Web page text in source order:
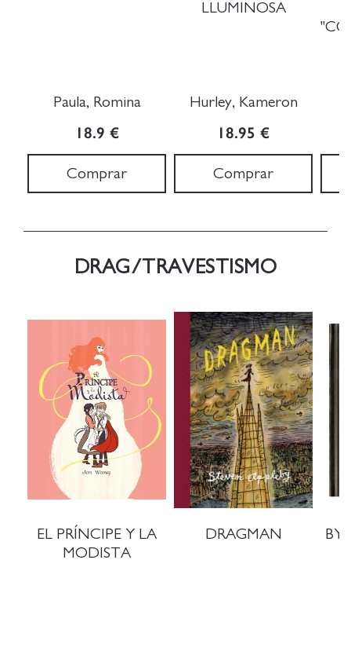
Paula, Romina
18.9 €
Comprar
LLUMINOSA
Hurley, Kameron
18.95 €
Comprar
DRAG/TRAVESTISMO
EL PRÍNCIPE Y LA
MODISTA
DRAGMAN BY